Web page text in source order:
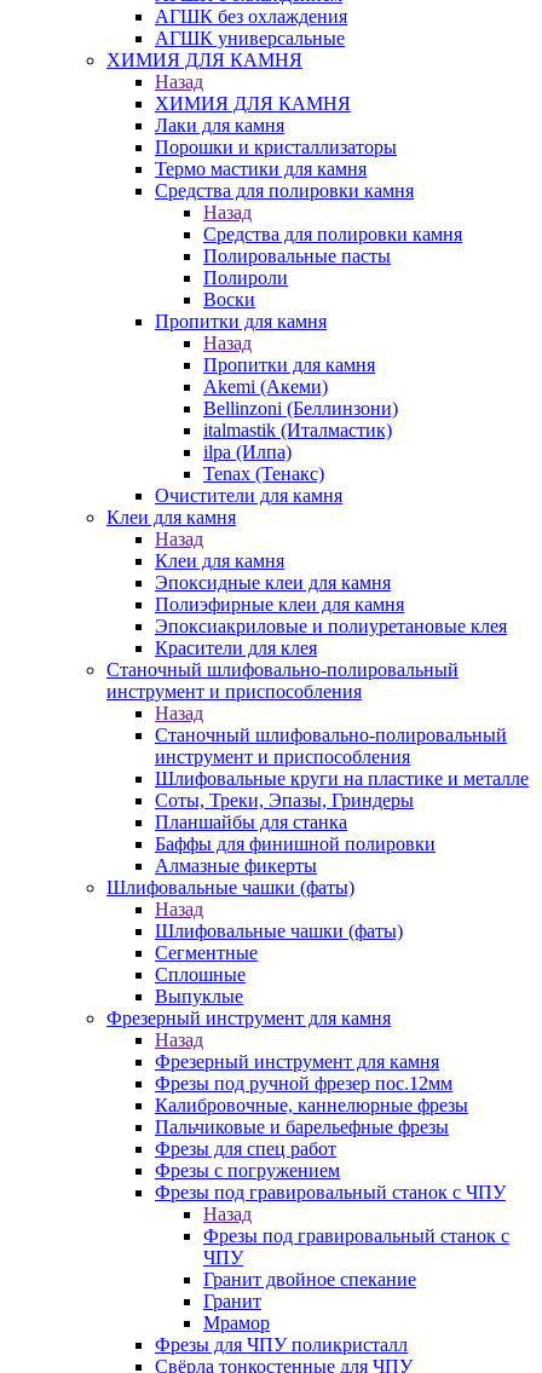
АГШК без охлаждения
АГШК универсальные
ХИМИЯ ДЛЯ КАМНЯ
Назад
ХИМИЯ ДЛЯ КАМНЯ
Лаки для камня
Порошки и кристаллизаторы
Термо мастики для камня
Средства для полировки камня
Назад
Средства для полировки камня
Полировальные пасты
Полироли
Воски
Пропитки для камня
Назад
Пропитки для камня
Akemi (Акеми)
Bellinzoni (Беллинзони)
italmastik (Италмастик)
ilpa (Илпа)
Tenax (Тенакс)
Очистители для камня
Клеи для камня
Назад
Клеи для камня
Эпоксидные клеи для камня
Полиэфирные клеи для камня
Эпоксиакриловые и полиуретановые клея
Красители для клея
Станочный шлифовально-полировальный
инструмент и приспособления
Назад
Станочный шлифовально-полировальный
инструмент и приспособления
Шлифовальные круги на пластике и металле
Соты, Треки, Эпазы, Гриндеры
Планшайбы для станка
Баффы для финишной полировки
Алмазные фикерты
Шлифовальные чашки (фаты)
Назад
Шлифовальные чашки (фаты)
Сегментные
Сплошные
Выпуклые
Фрезерный инструмент для камня
Назад
Фрезерный инструмент для камня
Фрезы под ручной фрезер пос.12мм
Калибровочные, каннелюрные фрезы
Пальчиковые и барельефные фрезы
Фрезы для спец работ
Фрезы с погружением
Фрезы под гравировальный станок с ЧПУ
Назад
Фрезы под гравировальный станок с
ЧПУ
Гранит двойное спекание
Гранит
Мрамор
Фрезы для ЧПУ поликристалл
Свёрла тонкостенные для ЧПУ